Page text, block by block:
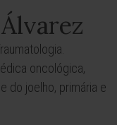
oncológica,
do joelho, primária e